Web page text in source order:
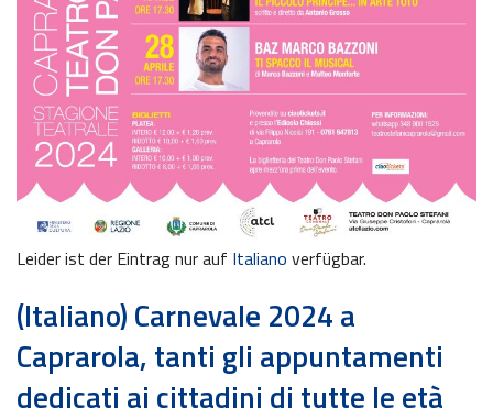
Leider ist der Eintrag nur auf Italiano verfügbar.
(Italiano) Carnevale 2024 a
Caprarola, tanti gli appuntamenti
dedicati ai cittadini di tutte le età